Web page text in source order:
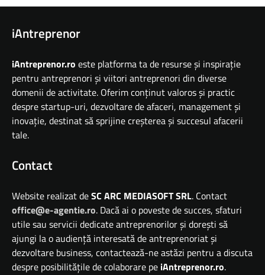
iAntreprenor
iAntreprenor.ro este platforma ta de resurse și inspirație
pentru antreprenori și viitori antreprenori din diverse
domenii de activitate. Oferim conținut valoros și practic
despre startup-uri, dezvoltare de afaceri, management și
inovație, destinat să sprijine creșterea și succesul afacerii
tale.
Contact
Website realizat deSC ARC MEDIASOFT SRL. Contact
office@e-agentie.ro. Dacă ai o poveste de succes, sfaturi
utile sau servicii dedicate antreprenorilor și dorești să
ajungi la o audiență interesată de antreprenoriat și
dezvoltare business, contactează-ne astăzi pentru a discuta
despre posibilitățile de colaborare pe iAntreprenor.ro.